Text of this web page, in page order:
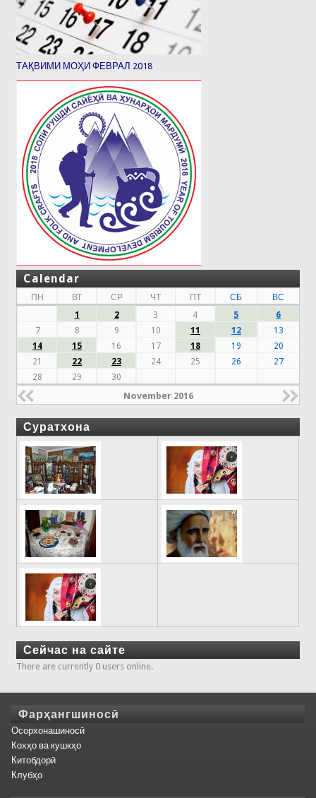
ТАҚВИМИ МОҲИ ФЕВРАЛ 2018
Calendar
ПН ВТ СР ЧТ ПТ СБ
ВС
1
2 3 4 5
6
7
8 9 10 11 12
13
14
15 16 17 18 19
20
21
22 23 24 25 26
27
28
29 30
November 2016
Суратхона
Сейчас на сайте
There are currently 0 users online.
Фарҳангшиносӣ
Осорхонашиносӣ
Кохҳо ва кушкҳо
Китобдорӣ
Клубҳо